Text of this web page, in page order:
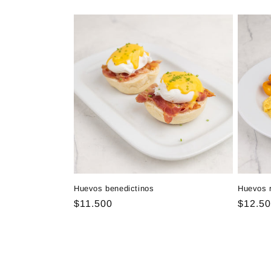
Huevos benedictinos
Precio
$11.500
Huevos
Precio